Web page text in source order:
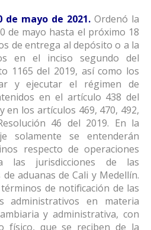
de mayo de 2021. Ordenó la
de mayo hasta el próximo 18
de entrega al depósito o a la
en el inciso segundo del
1165 del 2019, así como los
y ejecutar el régimen de
en el artículo 438 del
en los artículos 469, 470, 492,
46 del 2019. En la
solamente se entenderán
respecto de operaciones
las jurisdicciones de las
aduanas de Cali y Medellín.
de notificación de las
administrativos en materia
y administrativa, con
físico, que se reciben de la